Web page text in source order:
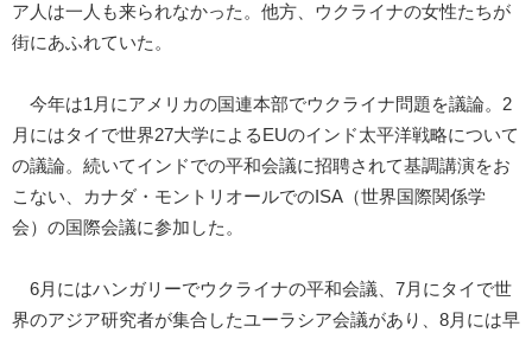
ア人は一人も来られなかった。他方、ウクライナの女性たちが
街にあふれていた。
今年は1月にアメリカの国連本部でウクライナ問題を議論。2
月にはタイで世界27大学によるEUのインド太平洋戦略について
の議論。続いてインドでの平和会議に招聘されて基調講演をお
こない、カナダ・モントリオールでのISA（世界国際関係学
会）の国際会議に参加した。
6月にはハンガリーでウクライナの平和会議、7月にタイで世
界のアジア研究者が集合したユーラシア会議があり、8月には早